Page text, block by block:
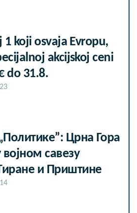
koji osvaja Evropu,
akcijskoj ceni
do 31.8.
Црна Гора
савезу
и Приштине